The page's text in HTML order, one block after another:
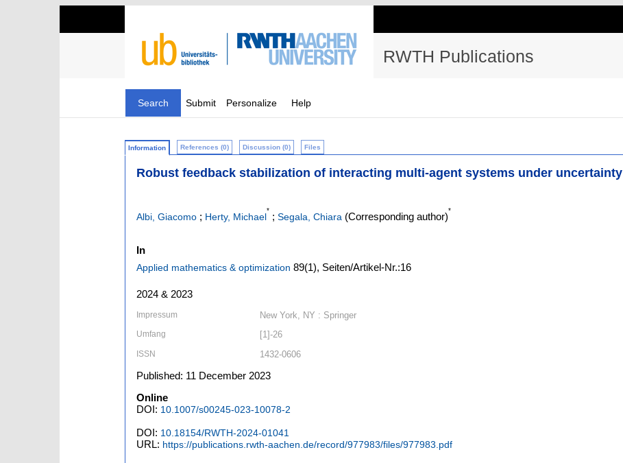
RWTH Publications
Search Submit Personalize Help
Information References (0) Discussion (0) Files
Robust feedback stabilization of interacting multi-agent systems under uncertainty
Albi, Giacomo ; Herty, Michael
*
; Segala, Chiara (Corresponding author)
*
In
Applied mathematics & optimization 89(1), Seiten/Artikel-Nr.:16
2024 & 2023
Impressum New York, NY : Springer
Umfang [1]-26
ISSN 1432-0606
Published: 11 December 2023
Online
DOI: 10.1007/s00245-023-10078-2
DOI: 10.18154/RWTH-2024-01041
URL: https://publications.rwth-aachen.de/record/977983/files/977983.pdf